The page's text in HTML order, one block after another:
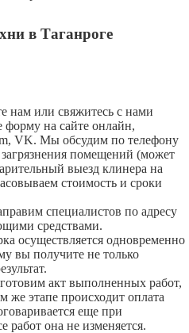
в Таганроге
нам или свяжитесь с нами
на сайте онлайн,
VK. Мы обсудим по телефону
помещений (может
выезд клинера на
стоимость и сроки
специалистов по адресу
средствами.
осуществляется одновременно
вы получите не только
акт выполненных работ,
же этапе происходит оплата
еще при
работ она не изменяется.